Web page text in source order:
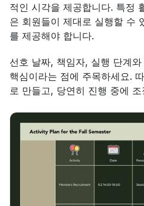
적인 시각을 제공합니다. 특정
은 회원들이 제대로 실행할 수
를 제공해야 합니다.
선호 날짜, 책임자, 실행 단계
핵심이라는 점에 주목하세요.
로 만들고, 당연히 진행 중에 조